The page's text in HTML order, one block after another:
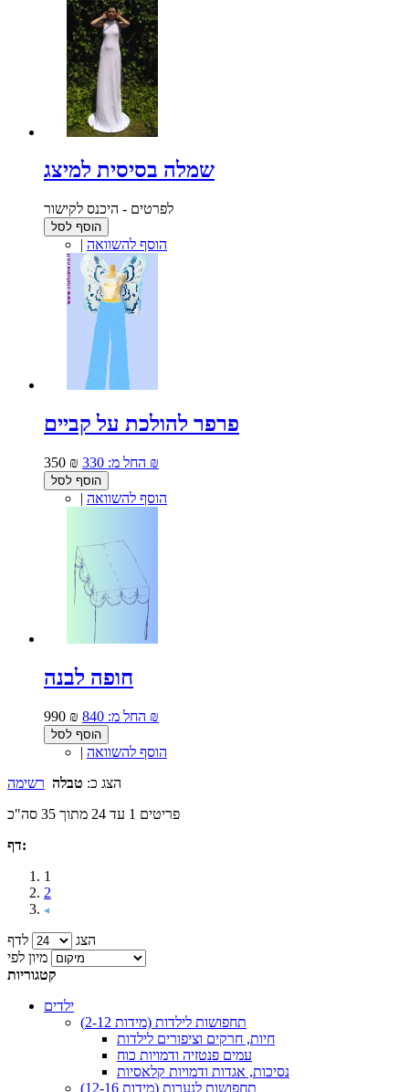
שמלה בסיסית למיצג
לפרטים - היכנס לקישור
הוסף לסל
| הוסף להשוואה
פרפר להולכת על קביים
350 ₪ החל מ: 330 ₪
הוסף לסל
| הוסף להשוואה
חופה לבנה
990 ₪ החל מ: 840 ₪
הוסף לסל
| הוסף להשוואה
הצג כ: טבלה רשימה
פריטים 1 עד 24 מתוך 35 סה"כ
דף:
1
2
הצג
לדף
מיון לפי
קטגוריות
ילדים
תחפושות לילדות (מידות 2-12)
חיות, חרקים וציפורים לילדות
עמים פנטזיה ודמויות כוח
נסיכות, אגדות ודמויות קלאסיות
תחפושות לנערות (מידות 12-16)